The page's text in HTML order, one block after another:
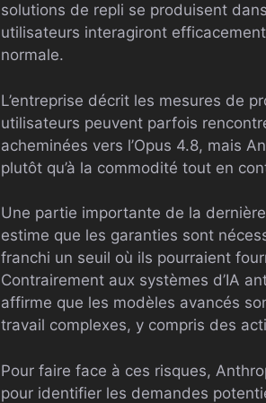
solutions de repli se produisent
utilisateurs interagiront
normale.
L’entreprise décrit les mesures de
utilisateurs peuvent parfois
acheminées vers l’Opus 4.8, mais
plutôt qu’à la commodité tout en
Une partie importante de la
estime que les garanties sont
franchi un seuil où ils pourraient
Contrairement aux systèmes d’IA
affirme que les modèles avancés
travail complexes, y compris des
Pour faire face à ces risques,
pour identifier les demandes